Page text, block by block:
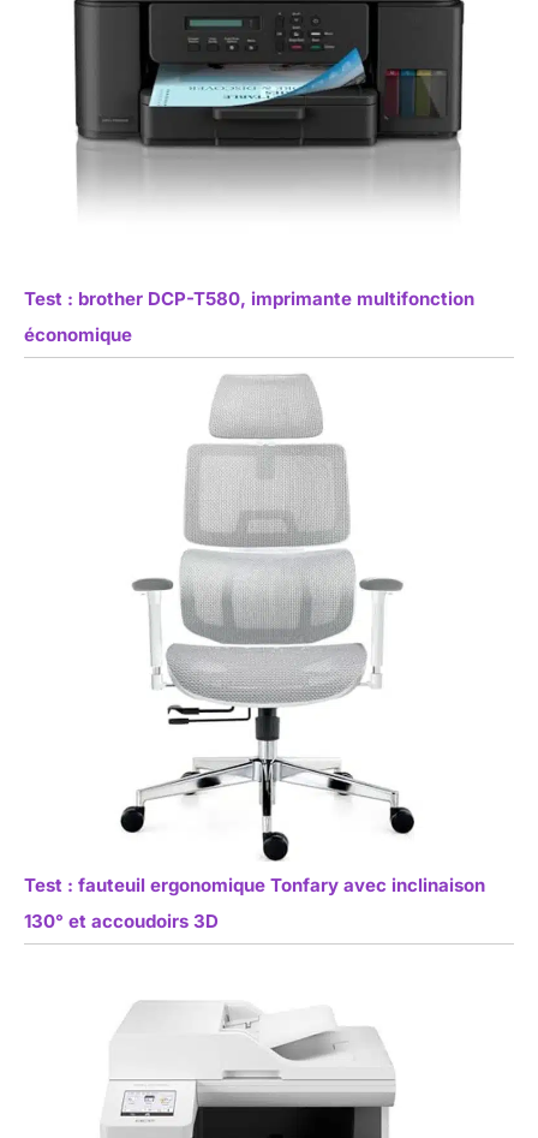
Test : brother DCP-T580, imprimante multifonction
économique
Test : fauteuil ergonomique Tonfary avec inclinaison
130° et accoudoirs 3D